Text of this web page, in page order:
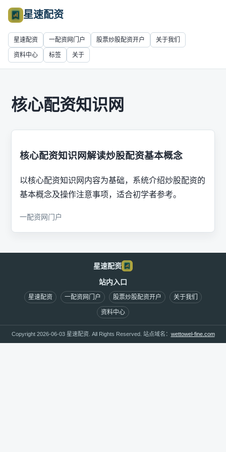
星速配资
星速配资 一配资网门户 股票炒股配资开户 关于我们
资料中心 标签 关于
核心配资知识网
核心配资知识网解读炒股配资基本概念
以核心配资知识网内容为基础，系统介绍炒股配资的
基本概念及操作注意事项，适合初学者参考。
一配资网门户
星速配资
站内入口
星速配资 一配资网门户 股票炒股配资开户 关于我们
资料中心
Copyright 2026-06-03 星速配资. All Rights Reserved. 站点域名： wettowel-fine.com